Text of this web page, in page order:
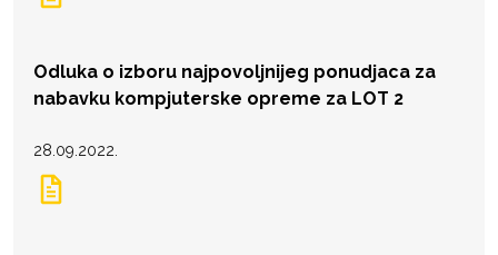
Odluka o izboru najpovoljnijeg ponudjaca za
nabavku kompjuterske opreme za LOT 2
28.09.2022.